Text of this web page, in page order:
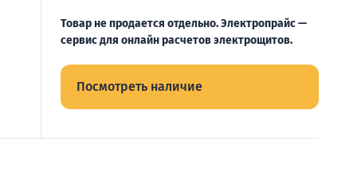
Товар не продается отдельно. Электропрайс —
сервис для онлайн расчетов электрощитов.
Посмотреть наличие